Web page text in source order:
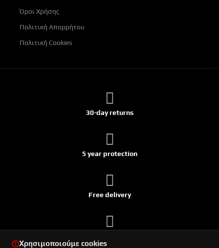
Όροι Χρήσης
Πολιτική Απορρήτου
Πολιτική Cookies
30-day returns
5 year protection
Free delivery
Χρησιμοποιούμε cookies